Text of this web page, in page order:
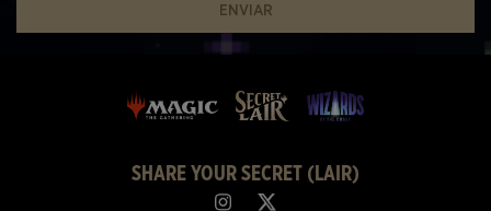
ENVIAR
SHARE YOUR SECRET (LAIR)